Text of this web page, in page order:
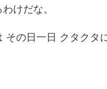
けだな。
その日一日 クタクタ